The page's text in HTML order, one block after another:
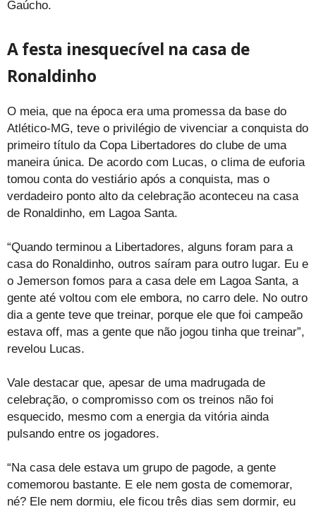
Gaúcho.
A festa inesquecível na casa de
Ronaldinho
O meia, que na época era uma promessa da base do
Atlético-MG, teve o privilégio de vivenciar a conquista do
primeiro título da Copa Libertadores do clube de uma
maneira única. De acordo com Lucas, o clima de euforia
tomou conta do vestiário após a conquista, mas o
verdadeiro ponto alto da celebração aconteceu na casa
de Ronaldinho, em Lagoa Santa.
“Quando terminou a Libertadores, alguns foram para a
casa do Ronaldinho, outros saíram para outro lugar. Eu e
o Jemerson fomos para a casa dele em Lagoa Santa, a
gente até voltou com ele embora, no carro dele. No outro
dia a gente teve que treinar, porque ele que foi campeão
estava off, mas a gente que não jogou tinha que treinar”,
revelou Lucas.
Vale destacar que, apesar de uma madrugada de
celebração, o compromisso com os treinos não foi
esquecido, mesmo com a energia da vitória ainda
pulsando entre os jogadores.
“Na casa dele estava um grupo de pagode, a gente
comemorou bastante. E ele nem gosta de comemorar,
né? Ele nem dormiu, ele ficou três dias sem dormir, eu